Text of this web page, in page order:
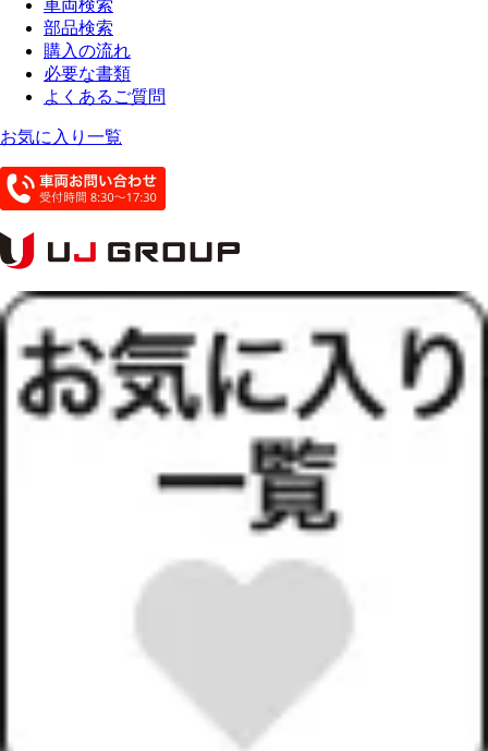
車両検索
部品検索
購入の流れ
必要な書類
よくあるご質問
お気に入り一覧